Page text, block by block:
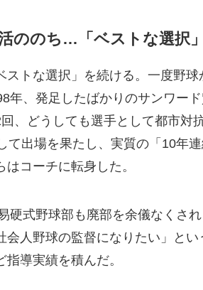
ののち…「ベストな選択
ストな選択」を続ける。一度野
年、発足したばかりのサンワー
、どうしても選手として都市対
て出場を果たし、実質の「10年
コーチに転身した。
硬式野球部も廃部を余儀なくさ
会人野球の監督になりたい」と
導実績を積んだ。